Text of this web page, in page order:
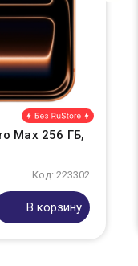
Max 256 ГБ,
Код: 223302
В корзину